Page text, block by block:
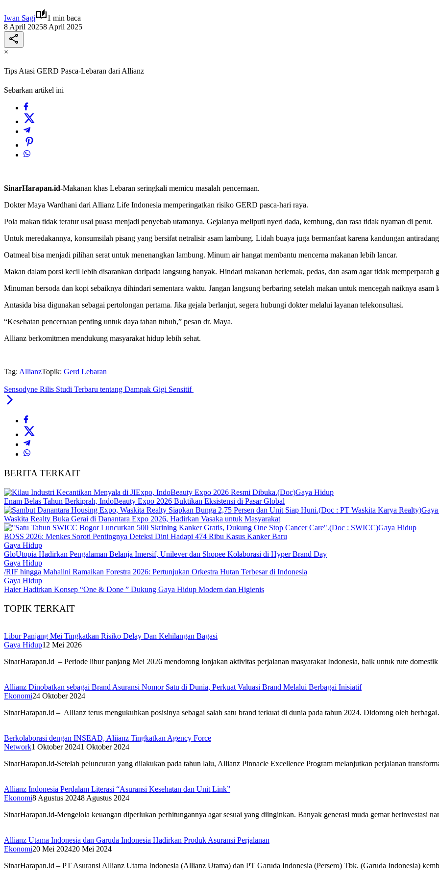
Iwan Sagi
1 min baca
8 April 20258 April 2025
×
Tips Atasi GERD Pasca-Lebaran dari Allianz
Sebarkan artikel ini
SinarHarapan.id-Makanan khas Lebaran seringkali memicu masalah pencernaan.
Dokter Maya Wardhani dari Allianz Life Indonesia memperingatkan risiko GERD pasca-hari raya.
Pola makan tidak teratur usai puasa menjadi penyebab utamanya. Gejalanya meliputi nyeri dada, kembung, dan rasa tidak nyaman di perut.
Untuk meredakannya, konsumsilah pisang yang bersifat netralisir asam lambung. Lidah buaya juga bermanfaat karena kandungan
Oatmeal bisa menjadi pilihan serat untuk menenangkan lambung. Minum air hangat membantu mencerna makanan lebih lancar.
Makan dalam porsi kecil lebih disarankan daripada langsung banyak. Hindari makanan berlemak, pedas, dan asam agar tidak memperparah
Minuman bersoda dan kopi sebaiknya dihindari sementara waktu. Jangan langsung berbaring setelah makan untuk mencegah naiknya asam
Antasida bisa digunakan sebagai pertolongan pertama. Jika gejala berlanjut, segera hubungi dokter melalui layanan telekonsultasi.
“Kesehatan pencernaan penting untuk daya tahan tubuh,” pesan dr. Maya.
Allianz berkomitmen mendukung masyarakat hidup lebih sehat.
Tag: AllianzTopik: Gerd Lebaran
Sensodyne Rilis Studi Terbaru tentang Dampak Gigi Sensitif
BERITA TERKAIT
Gaya Hidup
Enam Belas Tahun Berkiprah, IndoBeauty Expo 2026 Buktikan Eksistensi di Pasar Global
Waskita Realty Buka Gerai di Danantara Expo 2026, Hadirkan Vasaka untuk Masyarakat
Gaya Hidup
BOSS 2026: Menkes Soroti Pentingnya Deteksi Dini Hadapi 474 Ribu Kasus Kanker Baru
Gaya Hidup
GloUtopia Hadirkan Pengalaman Belanja Imersif, Unilever dan Shopee Kolaborasi di Hyper Brand Day
Gaya Hidup
/RIF hingga Mahalini Ramaikan Forestra 2026: Pertunjukan Orkestra Hutan Terbesar di Indonesia
Gaya Hidup
Haier Hadirkan Konsep “One & Done ” Dukung Gaya Hidup Modern dan Higienis
TOPIK TERKAIT
Libur Panjang Mei Tingkatkan Risiko Delay Dan Kehilangan Bagasi
Gaya Hidup12 Mei 2026
SinarHarapan.id – Periode libur panjang Mei 2026 mendorong lonjakan aktivitas perjalanan masyarakat Indonesia, baik untuk rute
Allianz Dinobatkan sebagai Brand Asuransi Nomor Satu di Dunia, Perkuat Valuasi Brand Melalui Berbagai Inisiatif
Ekonomi24 Oktober 2024
SinarHarapan.id – Allianz terus mengukuhkan posisinya sebagai salah satu brand terkuat di dunia pada tahun 2024. Didorong oleh
Berkolaborasi dengan INSEAD, Aliianz Tingkatkan Agency Force
Network1 Oktober 20241 Oktober 2024
SinarHarapan.id-Setelah peluncuran yang dilakukan pada tahun lalu, Allianz Pinnacle Excellence Program melanjutkan perjalanan
Allianz Indonesia Perdalam Literasi “Asuransi Kesehatan dan Unit Link”
Ekonomi8 Agustus 20248 Agustus 2024
SinarHarapan.id-Mengelola keuangan diperlukan perhitungannya agar sesuai yang diinginkan. Banyak generasi muda gemar berinvestasi
Allianz Utama Indonesia dan Garuda Indonesia Hadirkan Produk Asuransi Perjalanan
Ekonomi20 Mei 202420 Mei 2024
SinarHarapan.id – PT Asuransi Allianz Utama Indonesia (Allianz Utama) dan PT Garuda Indonesia (Persero) Tbk. (Garuda Indonesia)